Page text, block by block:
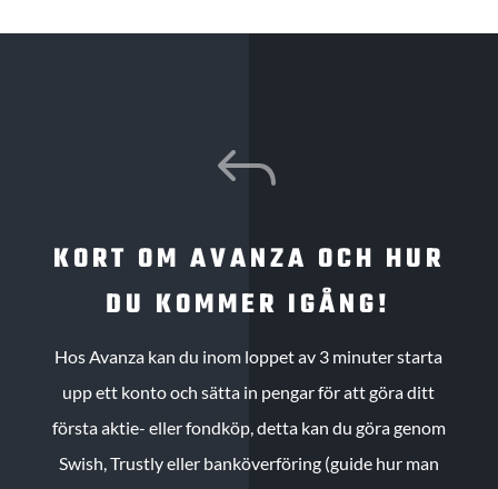
J
KORT OM AVANZA OCH HUR
DU KOMMER IGÅNG!
Hos Avanza kan du inom loppet av 3 minuter starta
upp ett konto och sätta in pengar för att göra ditt
första aktie- eller fondköp, detta kan du göra genom
Swish, Trustly eller banköverföring (guide hur man